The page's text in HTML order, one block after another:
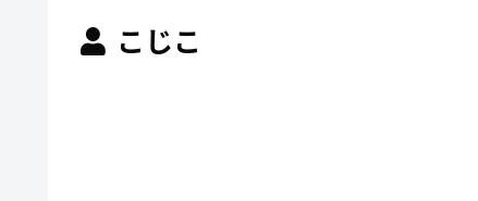
こじこ